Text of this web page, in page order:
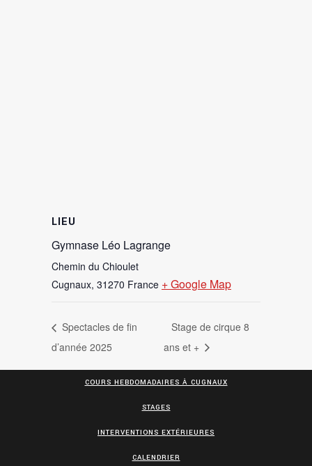
LIEU
Gymnase Léo Lagrange
Chemin du Chioulet
Cugnaux, 31270 France + Google Map
Spectacles de fin
d’année 2025
Stage de cirque 8
ans et +
COURS HEBDOMADAIRES À CUGNAUX
STAGES
INTERVENTIONS EXTÉRIEURES
CALENDRIER